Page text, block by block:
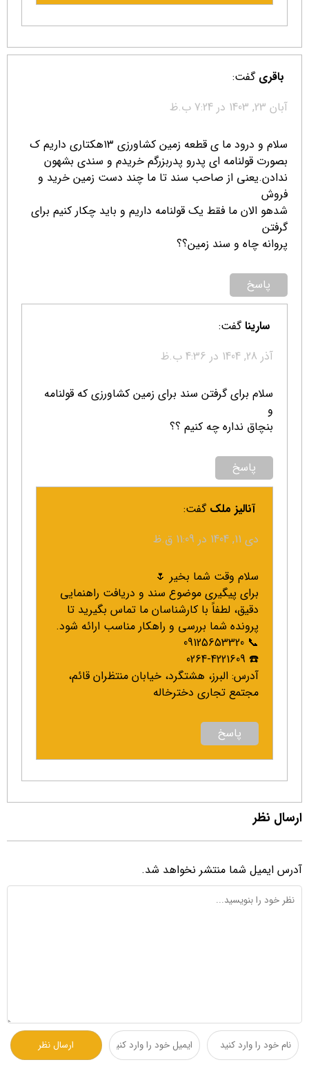
باقری گفت:
آبان 23, 1403 در 7:24 ب.ظ
سلام و درود ما ی قطعه زمین کشاورزی ۱۳هکتاری داریم ک
بصورت قولنامه ای پدرو پدربزرگم خریدم و سندی بشهون
ندادن.یعنی از صاحب سند تا ما چند دست زمین خرید و
فروش
شدهو الان ما فقط یک قولنامه داریم و باید چکار کنیم برای
گرفتن
پروانه چاه و سند زمین؟؟
پاسخ
سارینا گفت:
آذر 28, 1404 در 4:36 ب.ظ
سلام برای گرفتن سند برای زمین کشاورزی که قولنامه
و
بنچاق نداره چه کنیم ؟؟
پاسخ
آنالیز ملک گفت:
دی 11, 1404 در 11:09 ق.ظ
سلام وقت شما بخیر 🌷
برای پیگیری موضوع سند و دریافت راهنمایی
دقیق، لطفاً با کارشناسان ما تماس بگیرید تا
پرونده شما بررسی و راهکار مناسب ارائه شود.
📞 09125653320
☎️ 0264-4221609
آدرس: البرز، هشتگرد، خیابان منتظران قائم،
مجتمع تجاری دخترخاله
پاسخ
ارسال نظر
آدرس ایمیل شما منتشر نخواهد شد.